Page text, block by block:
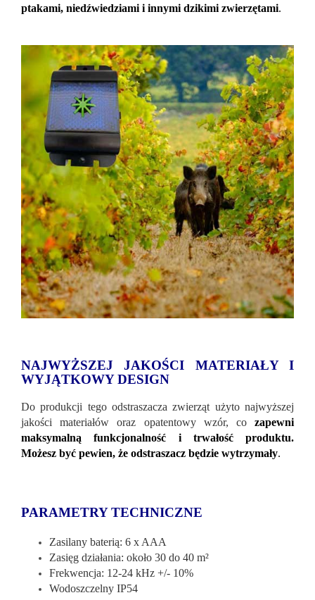
ptakami, niedźwiedziami i innymi dzikimi zwierzętami.
NAJWYŻSZEJ JAKOŚCI MATERIAŁY I
WYJĄTKOWY DESIGN
Do produkcji tego odstraszacza zwierząt użyto najwyższej
jakości materiałów oraz opatentowy wzór, co zapewni
maksymalną funkcjonalność i trwałość produktu.
Możesz być pewien, że odstraszacz będzie wytrzymały.
PARAMETRY TECHNICZNE
Zasilany baterią: 6 x AAA
Zasięg działania: około 30 do 40 m²
Frekwencja: 12-24 kHz +/- 10%
Wodoszczelny IP54